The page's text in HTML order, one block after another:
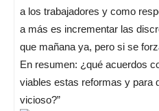
a los trabajadores y como
a más es incrementar las
que mañana ya, pero si se
En resumen: ¿qué acuerdos
viables estas reformas y para
vicioso?”